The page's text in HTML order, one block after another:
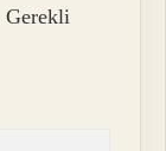
Gerekli